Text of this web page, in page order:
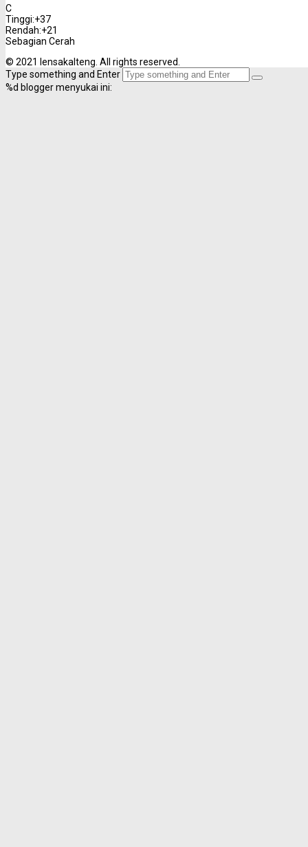
C
Tinggi:+37
Rendah:+21
Sebagian Cerah
© 2021 lensakalteng. All rights reserved.
Type something and Enter
%d blogger menyukai ini: